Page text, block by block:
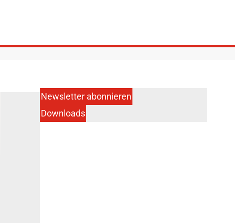
Newsletter abonnieren
Downloads